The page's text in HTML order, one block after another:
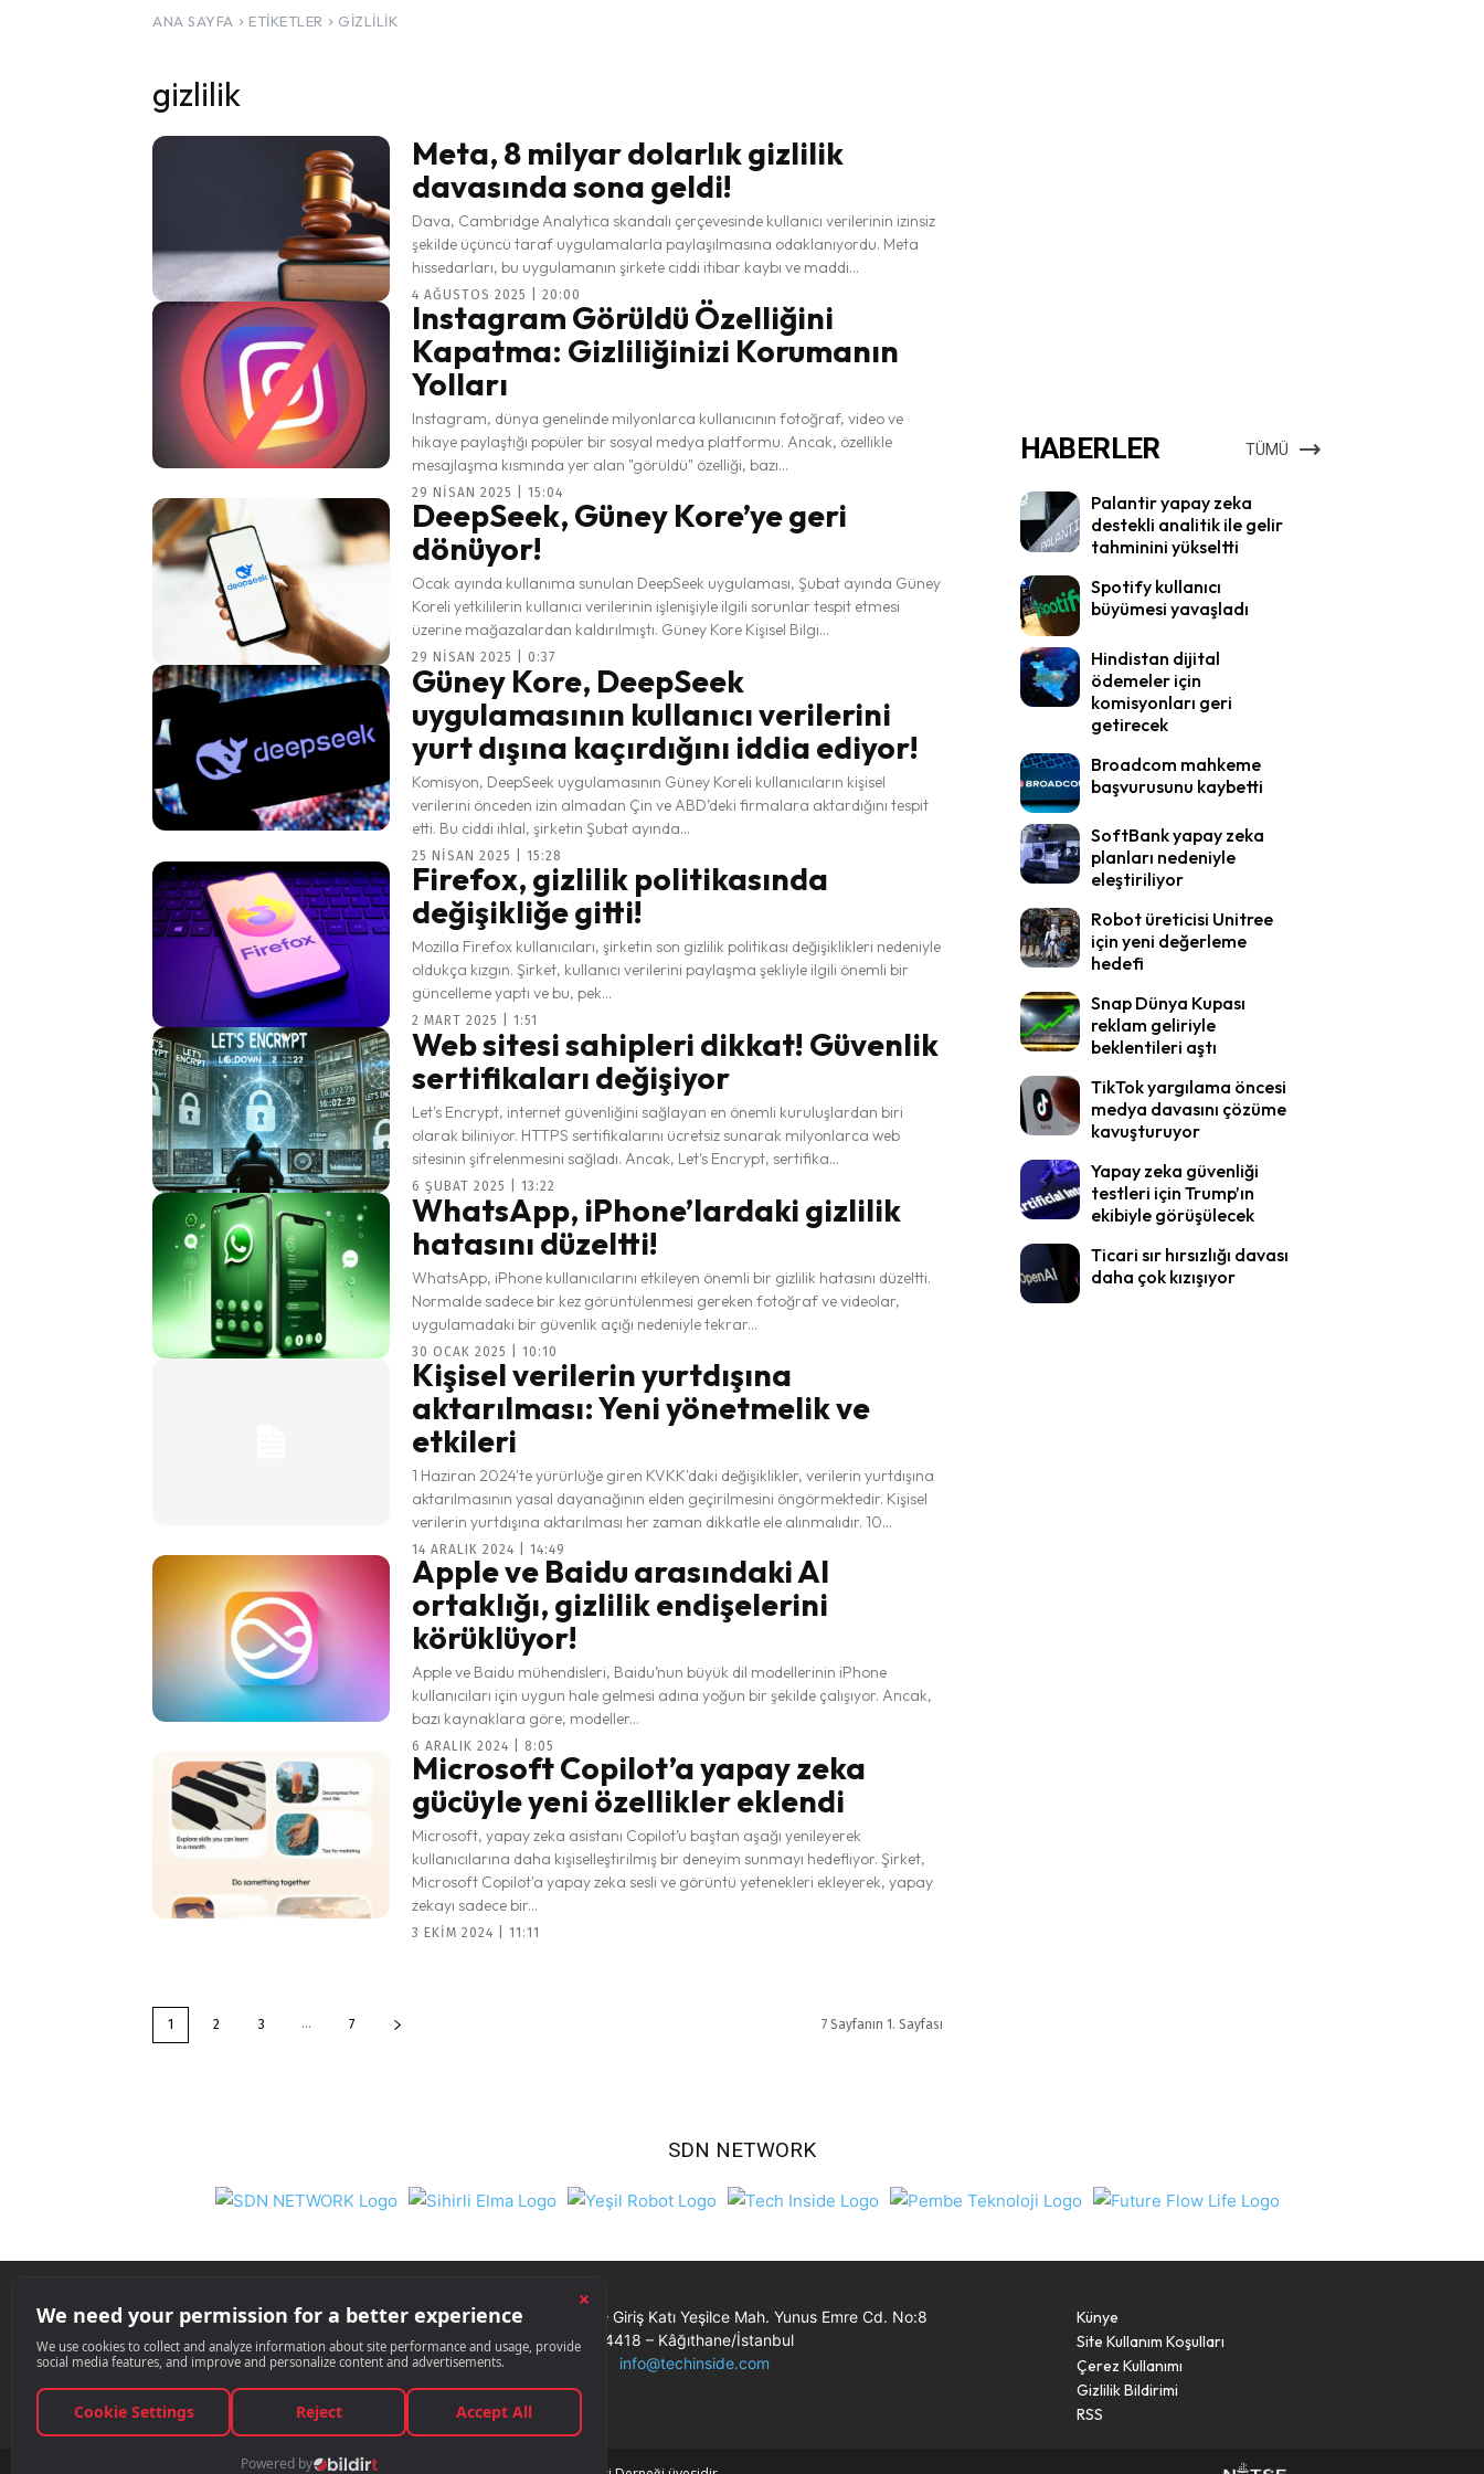
ANA SAYFA ETIKETLER GIZLILIK
gizlilik
Meta, 8 milyar dolarlık gizlilik
davasında sona geldi!
Dava, Cambridge Analytica skandalı çerçevesinde kullanıcı verilerinin izinsiz
şekilde üçüncü taraf uygulamalarla paylaşılmasına odaklanıyordu. Meta
hissedarları, bu uygulamanın şirkete ciddi itibar kaybı ve maddi...
4 AĞUSTOS 2025 | 20:00
Instagram Görüldü Özelliğini
Kapatma: Gizliliğinizi Korumanın
Yolları
Instagram, dünya genelinde milyonlarca kullanıcının fotoğraf, video ve
hikaye paylaştığı popüler bir sosyal medya platformu. Ancak, özellikle
mesajlaşma kısmında yer alan "görüldü" özelliği, bazı...
29 NISAN 2025 | 15:04
DeepSeek, Güney Kore’ye geri
dönüyor!
Ocak ayında kullanıma sunulan DeepSeek uygulaması, Şubat ayında Güney
Koreli yetkililerin kullanıcı verilerinin işlenişiyle ilgili sorunlar tespit etmesi
üzerine mağazalardan kaldırılmıştı. Güney Kore Kişisel Bilgi...
29 NISAN 2025 | 0:37
Güney Kore, DeepSeek
uygulamasının kullanıcı verilerini
yurt dışına kaçırdığını iddia ediyor!
Komisyon, DeepSeek uygulamasının Güney Koreli kullanıcıların kişisel
verilerini önceden izin almadan Çin ve ABD’deki firmalara aktardığını tespit
etti. Bu ciddi ihlal, şirketin Şubat ayında...
25 NISAN 2025 | 15:28
Firefox, gizlilik politikasında
değişikliğe gitti!
Mozilla Firefox kullanıcıları, şirketin son gizlilik politikası değişiklikleri nedeniyle
oldukça kızgın. Şirket, kullanıcı verilerini paylaşma şekliyle ilgili önemli bir
güncelleme yaptı ve bu, pek...
2 MART 2025 | 1:51
Web sitesi sahipleri dikkat! Güvenlik
sertifikaları değişiyor
Let's Encrypt, internet güvenliğini sağlayan en önemli kuruluşlardan biri
olarak biliniyor. HTTPS sertifikalarını ücretsiz sunarak milyonlarca web
sitesinin şifrelenmesini sağladı. Ancak, Let's Encrypt, sertifika...
6 ŞUBAT 2025 | 13:22
WhatsApp, iPhone’lardaki gizlilik
hatasını düzeltti!
WhatsApp, iPhone kullanıcılarını etkileyen önemli bir gizlilik hatasını düzeltti.
Normalde sadece bir kez görüntülenmesi gereken fotoğraf ve videolar,
uygulamadaki bir güvenlik açığı nedeniyle tekrar...
30 OCAK 2025 | 10:10
Kişisel verilerin yurtdışına
aktarılması: Yeni yönetmelik ve
etkileri
1 Haziran 2024'te yürürlüğe giren KVKK'daki değişiklikler, verilerin yurtdışına
aktarılmasının yasal dayanağının elden geçirilmesini öngörmektedir. Kişisel
verilerin yurtdışına aktarılması her zaman dikkatle ele alınmalıdır. 10...
14 ARALIK 2024 | 14:49
Apple ve Baidu arasındaki AI
ortaklığı, gizlilik endişelerini
körüklüyor!
Apple ve Baidu mühendisleri, Baidu’nun büyük dil modellerinin iPhone
kullanıcıları için uygun hale gelmesi adına yoğun bir şekilde çalışıyor. Ancak,
bazı kaynaklara göre, modeller...
6 ARALIK 2024 | 8:05
Microsoft Copilot’a yapay zeka
gücüyle yeni özellikler eklendi
Microsoft, yapay zeka asistanı Copilot’u baştan aşağı yenileyerek
kullanıcılarına daha kişiselleştirilmiş bir deneyim sunmayı hedefliyor. Şirket,
Microsoft Copilot'a yapay zeka sesli ve görüntü yetenekleri ekleyerek, yapay
zekayı sadece bir...
3 EKIM 2024 | 11:11
1 2 3 ... 7 7 Sayfanın 1. Sayfası
HABERLER TÜMÜ
Palantir yapay zeka
destekli analitik ile gelir
tahminini yükseltti
Spotify kullanıcı
büyümesi yavaşladı
Hindistan dijital
ödemeler için
komisyonları geri
getirecek
Broadcom mahkeme
başvurusunu kaybetti
SoftBank yapay zeka
planları nedeniyle
eleştiriliyor
Robot üreticisi Unitree
için yeni değerleme
hedefi
Snap Dünya Kupası
reklam geliriyle
beklentileri aştı
TikTok yargılama öncesi
medya davasını çözüme
kavuşturuyor
Yapay zeka güvenliği
testleri için Trump’ın
ekibiyle görüşülecek
Ticari sır hırsızlığı davası
daha çok kızışıyor
SDN NETWORK
Nil Ticaret Merkezi – Giriş Katı Yeşilce Mah. Yunus Emre Cd. No:8
34418 – Kâğıthane/İstanbul
info@techinside.com
Künye
Site Kullanım Koşulları
Çerez Kullanımı
Gizlilik Bildirimi
RSS